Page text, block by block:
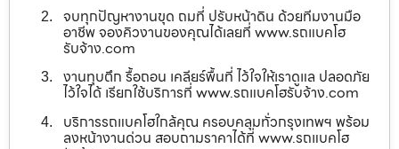
จบทุกปัญหางานขุด ถมที่ ปรับหน้าดิน ด้วยทีมงานมือ
อาชีพ จองคิวงานของคุณได้เลยที่ www.รถแบคโฮ
รับจ้าง.com
งานทุบตึก รื้อถอน เคลียร์พื้นที่ ไว้ใจให้เราดูแล ปลอดภัย
ไว้ใจได้ เรียกใช้บริการที่ www.รถแบคโฮรับจ้าง.com
บริการรถแบคโฮใกล้คุณ ครอบคลุมทั่วกรุงเทพฯ พร้อม
ลงหน้างานด่วน สอบถามราคาได้ที่ www.รถแบคโฮ